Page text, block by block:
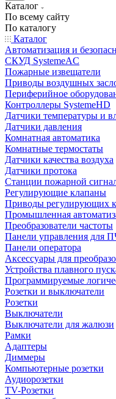
Каталог
По всему сайту
По каталогу
Каталог
Автоматизация и
СКУД SystemeAC
Пожарные извещатели
Приводы воздушных
Периферийное
Контроллеры SystemeHD
Датчики температуры и
Датчики давления
Комнатная автоматика
Комнатные термостаты
Датчики качества воздуха
Датчики протока
Станции пожарной
Регулирующие клапаны
Приводы регулирующих
Промышленная
Преобразователи частоты
Панели управления для
Панели оператора
Аксессуары для
Устройства плавного
Программируемые
Розетки и выключатели
Розетки
Выключатели
Выключатели для жалюзи
Рамки
Адаптеры
Диммеры
Компьютерные розетки
Аудиорозетки
TV-Розетки